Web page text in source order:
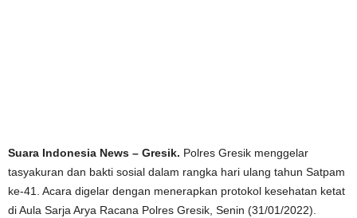
Suara Indonesia News – Gresik. Polres Gresik menggelar
tasyakuran dan bakti sosial dalam rangka hari ulang tahun Satpam
ke-41. Acara digelar dengan menerapkan protokol kesehatan ketat
di Aula Sarja Arya Racana Polres Gresik, Senin (31/01/2022).